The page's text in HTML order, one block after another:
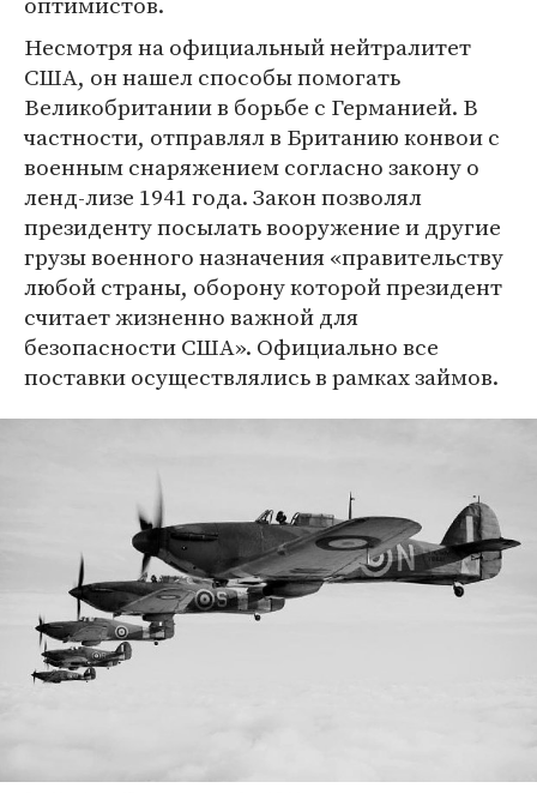
Несмотря на официальный нейтралитет
США, он нашел способы помогать
Великобритании в борьбе с Германией. В
частности, отправлял в Британию конвои с
военным снаряжением согласно закону о
ленд-лизе 1941 года. Закон позволял
президенту посылать вооружение и другие
грузы военного назначения «правительству
любой страны, оборону которой президент
считает жизненно важной для
безопасности США». Официально все
поставки осуществлялись в рамках займов.